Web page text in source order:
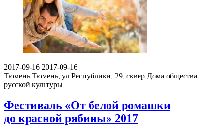
2017-09-16 2017-09-16
Тюмень Тюмень, ул Республики, 29, сквер Дома общества
русской культуры
Фестиваль «От белой ромашки
до красной рябины» 2017